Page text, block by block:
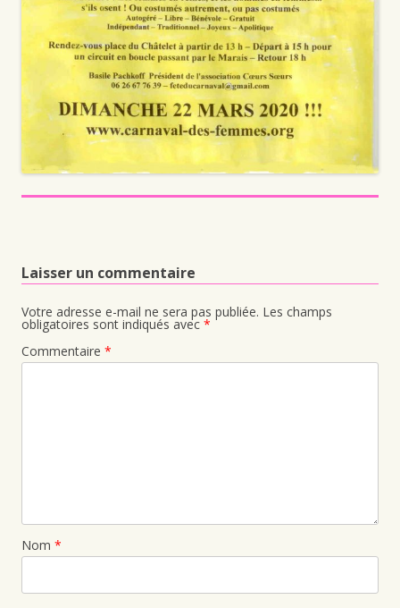
Laisser un commentaire
Votre adresse e-mail ne sera pas publiée. Les champs
obligatoires sont indiqués avec *
Commentaire *
Nom *